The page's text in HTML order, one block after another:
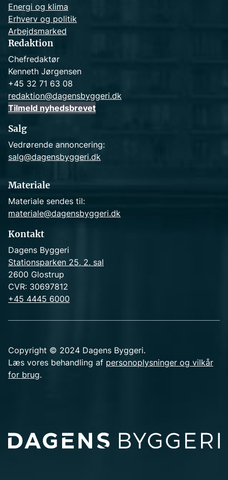
Energi og klima
Erhverv og politik
Arbejdsmarked
Redaktion
Chefredaktør
Kenneth Jørgensen
+45 32 71 63 08
redaktion@dagensbyggeri.dk
Tilmeld nyhedsbrevet
Salg
Vedrørende annoncering:
salg@dagensbyggeri.dk
Materiale
Materiale sendes til:
materiale@dagensbyggeri.dk
Kontakt
Dagens Byggeri
Stationsparken 25, 2. sal
2600 Glostrup
CVR: 30697812
+45 4445 6000
Copyright © 2024 Dagens Byggeri.
Læs vores behandling af personoplysninger og vilkår
for brug.